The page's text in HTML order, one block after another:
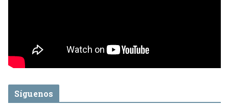
Síguenos